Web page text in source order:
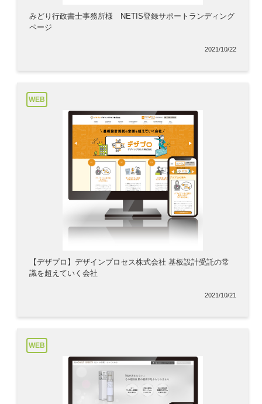
みどり行政書士事務所様 NETIS登録サポートランディング
ページ
2021/10/22
WEB
【デザプロ】デザインプロセス株式会社 基板設計受託の常
識を超えていく会社
2021/10/21
WEB